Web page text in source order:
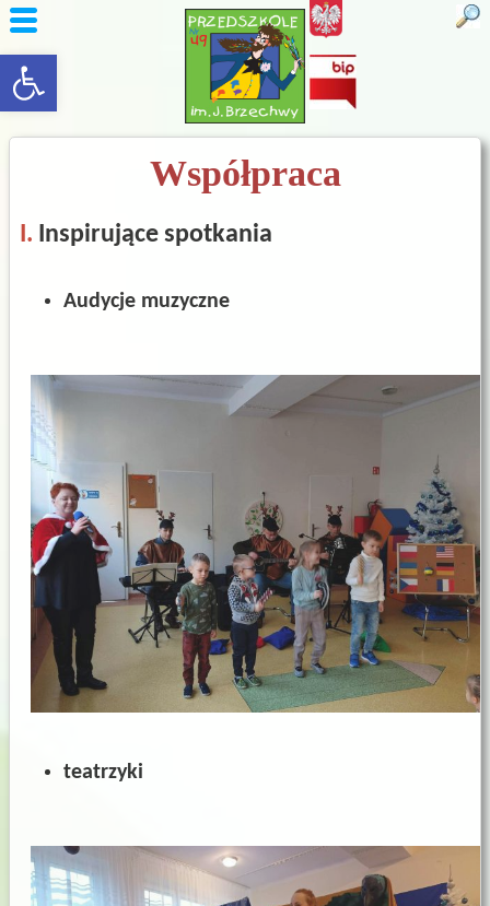
rozwiń/zwiń panel
Współpraca
I. Inspirujące spotkania
Audycje muzyczne
teatrzyki